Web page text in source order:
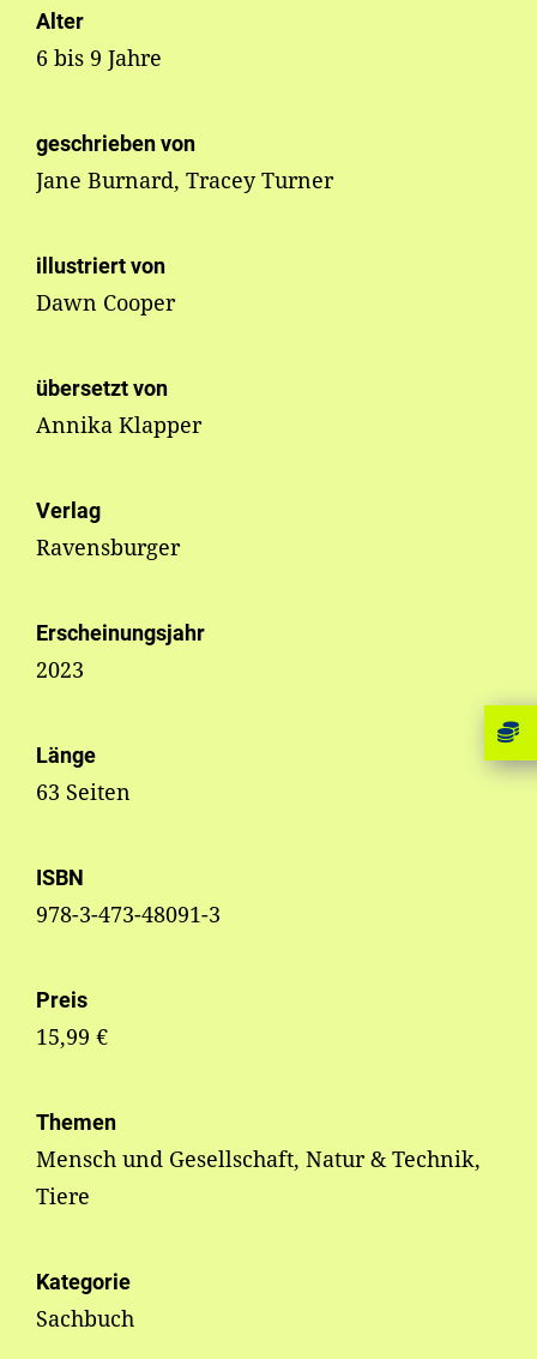
Alter
6 bis 9 Jahre
geschrieben von
Jane Burnard, Tracey Turner
illustriert von
Dawn Cooper
übersetzt von
Annika Klapper
Verlag
Ravensburger
Erscheinungsjahr
2023
Länge
63 Seiten
ISBN
978-3-473-48091-3
Preis
15,99 €
Themen
Mensch und Gesellschaft, Natur & Technik,
Tiere
Kategorie
Sachbuch